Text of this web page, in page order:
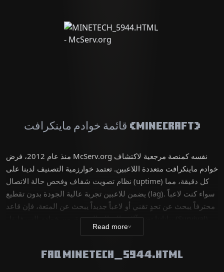
قائمة خوادم ماينكرافت (Minecraft)
منذ عام 2012، فرض McServ.org نفسه كمنصة مرجعية لاكتشاف
خوادم ماينكرافت متعددة اللاعبين. تعتمد خوارزمية التصنيف لدينا على
نظام تصويت شفاف وفحص حالة الاتصال (uptime) كل دقيقة، مما
يضمن للاعبين تجربة عالية الجودة بدون تقطيع (lag). سواء كنت لاعباً
محترفاً يبحث عن تحدٍ تقني أو لاعباً جديداً يبحث عن المتعة، فإن قاعد
بياناتنا تضم آلاف العوالم الفريدة، من خوادم السرفايفل (Survival)
Read more∨
FAQ MINETECH_5944.HTML